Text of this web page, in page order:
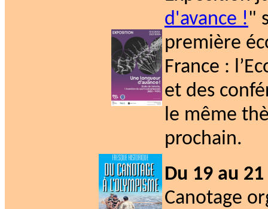
d'avance !"
première
France :
et des
le même
prochain.
Du 19 au
Canotage